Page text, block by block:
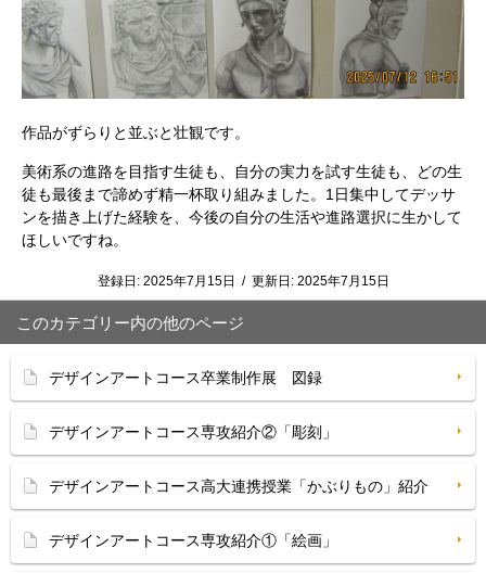
作品がずらりと並ぶと壮観です。
美術系の進路を目指す生徒も、自分の実力を試す生徒も、どの生
徒も最後まで諦めず精一杯取り組みました。1日集中してデッサ
ンを描き上げた経験を、今後の自分の生活や進路選択に生かして
ほしいですね。
登録日: 2025年7月15日 / 更新日: 2025年7月15日
このカテゴリー内の他のページ
デザインアートコース卒業制作展 図録
デザインアートコース専攻紹介②「彫刻」
デザインアートコース高大連携授業「かぶりもの」紹介
デザインアートコース専攻紹介①「絵画」